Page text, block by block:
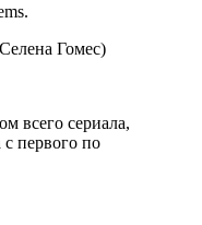
Гомес)
всего сериала,
с первого по